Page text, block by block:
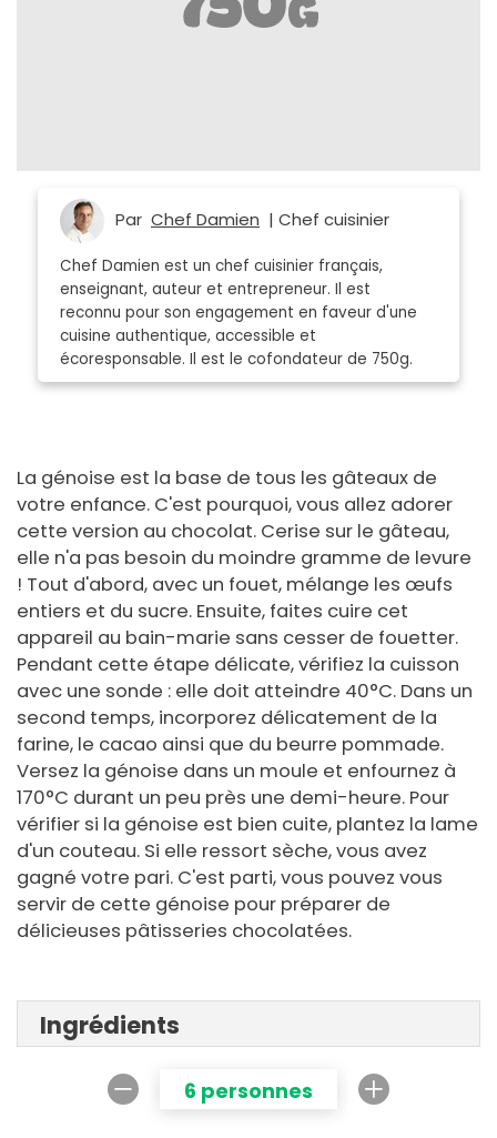
Par Chef Damien | Chef cuisinier
Chef Damien est un chef cuisinier français,
enseignant, auteur et entrepreneur. Il est
reconnu pour son engagement en faveur d'une
cuisine authentique, accessible et
écoresponsable. Il est le cofondateur de 750g.
La génoise est la base de tous les gâteaux de
votre enfance. C'est pourquoi, vous allez adorer
cette version au chocolat. Cerise sur le gâteau,
elle n'a pas besoin du moindre gramme de levure
! Tout d'abord, avec un fouet, mélange les œufs
entiers et du sucre. Ensuite, faites cuire cet
appareil au bain-marie sans cesser de fouetter.
Pendant cette étape délicate, vérifiez la cuisson
avec une sonde : elle doit atteindre 40°C. Dans un
second temps, incorporez délicatement de la
farine, le cacao ainsi que du beurre pommade.
Versez la génoise dans un moule et enfournez à
170°C durant un peu près une demi-heure. Pour
vérifier si la génoise est bien cuite, plantez la lame
d'un couteau. Si elle ressort sèche, vous avez
gagné votre pari. C'est parti, vous pouvez vous
servir de cette génoise pour préparer de
délicieuses pâtisseries chocolatées.
Ingrédients
6 personnes